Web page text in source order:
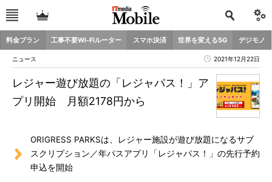
料金プラン 工事不要Wi-Fiルーター スマホ決済 世界を変える5G デジモノ
ニュース 2021年12月22日
レジャー遊び放題の「レジャパス！」ア
プリ開始 月額2178円から
ORIGRESS PARKSは、レジャー施設が遊び放題になるサブ
スクリプション／年パスアプリ「レジャパス！」の先行予約
申込を開始